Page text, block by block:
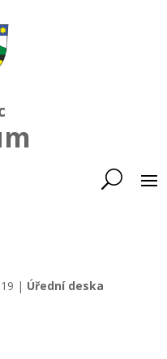
| Úřední deska